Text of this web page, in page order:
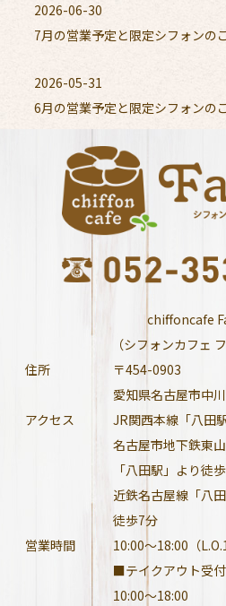
2026-06-30
2026-05-31
chiffoncafe
（シフォンカフェ
住所
〒454-0903
愛知県名古屋市中
アクセス
JR関西本線「八田
名古屋市地下鉄東
「八田駅」より徒
近鉄名古屋線「八
徒歩7分
営業時間
10:00～18:00（
■テイクアウト受
10:00～18:00